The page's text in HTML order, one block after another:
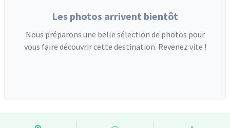
Les photos arrivent bientôt
Nous préparons une belle sélection de photos pour
vous faire découvrir cette destination. Revenez vite !